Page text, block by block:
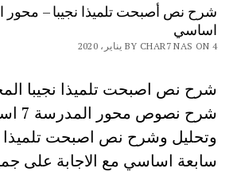
شرح نص أصبحت تلميذا نجيبا – محور
اساسي
BY CHAR7 NAS ON 4 يناير، 2020
شرح
وتحليل وشرح نص اصبحت تلميذا
سابعة اساسي مع الاجابة على